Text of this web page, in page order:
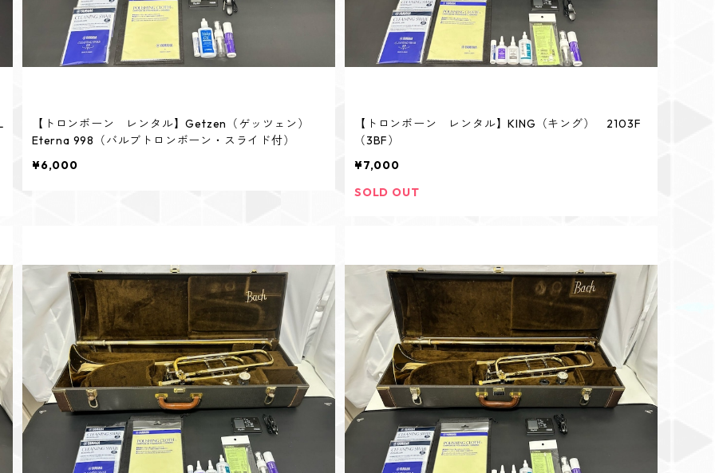
【トロンボーン レンタル】Getzen（ゲッツェン）
Eterna 998（バルブトロンボーン・スライド付）
¥6,000
【トロンボーン レンタル】KING（キング） 2103F
（3BF）
¥7,000
SOLD OUT